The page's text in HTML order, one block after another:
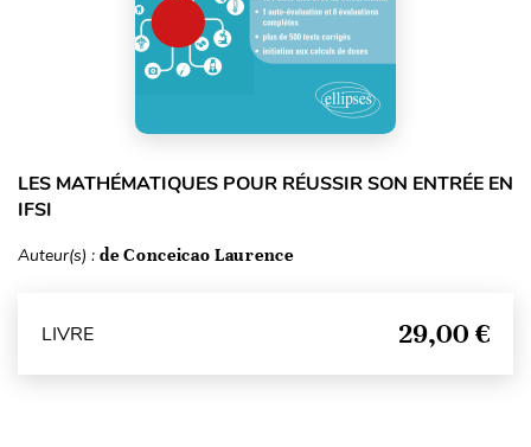
LES MATHÉMATIQUES POUR RÉUSSIR SON ENTRÉE EN
IFSI
Auteur(s) : de Conceicao Laurence
LIVRE 29,00 €